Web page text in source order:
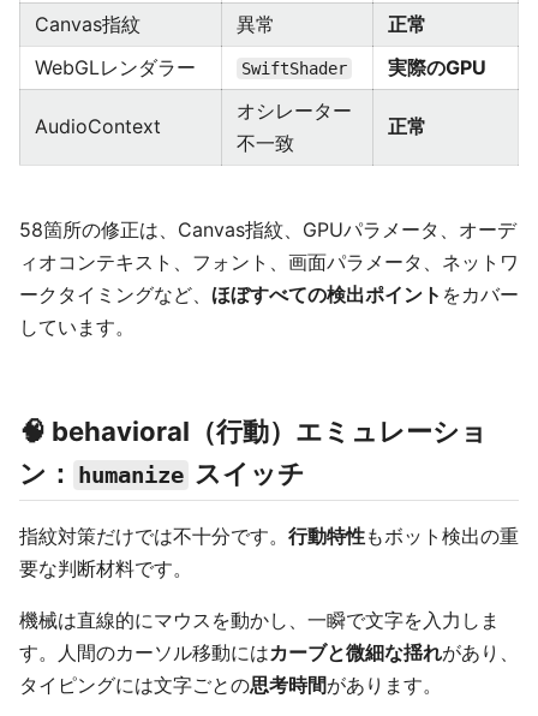
Canvas指紋
異常
正常
WebGLレンダラー
SwiftShader 実際のGPU
AudioContext
オシレーター
不一致
正常
58箇所の修正は、Canvas指紋、GPUパラメータ、オーデ
ィオコンテキスト、フォント、画面パラメータ、ネットワ
ークタイミングなど、 ほぼすべての検出ポイント をカバー
しています。
🧠 behavioral（行動）エミュレーショ
ン： humanize スイッチ
指紋対策だけでは不十分です。 行動特性もボット検出の重
要な判断材料です。
機械は直線的にマウスを動かし、一瞬で文字を入力しま
す。人間のカーソル移動にはカーブと微細な揺れがあり、
タイピングには文字ごとの思考時間があります。